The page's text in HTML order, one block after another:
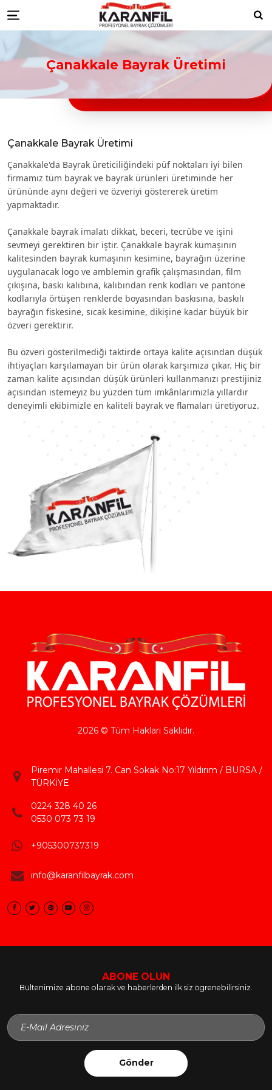
bayrakları Düzce Resmi Kurum Bayrakları Düzce ikili masa bayrağı Düzce bayrak
Düzce türk bayrağı imalatçılarıDüzce Ülke BayraklarıDüzce turk bayragı
toptancısı
Karanfil Profesyonel Bayrak
Menu
Çanakkale Bayrak Üretimi
Çanakkale Bayrak Üretimi
Çanakkale'da Bayrak üreticiliğindeki püf noktaları iyi bilen
firmamız tüm bayrak ve bayrak ürünleri üretiminde her
ürününde aynı değeri ve özveriyi göstererek üretim
yapmaktadır.
Çanakkale bayrak imalatı dikkat, beceri, tecrübe ve işini
sevmeyi gerektiren bir iştir. Çanakkale bayrak kumaşının
kalitesinden bayrak kumaşının kesimine, bayrağın üzerine
uygulanacak logo ve amblemin grafik çalışmasından, film
çıkışına, baskı kalıbına, kalıbından renk kodları ve pantone
kodlarıyla örtüşen renklerde boyasından baskısına, baskılı
bayrağın fiskesine, sıcak kesimine, dikişine kadar büyük bir
özveri gerektirir.
Bu özveri gösterilmediği taktirde ortaya kalite açısından düşük
ihtiyaçları karşılamayan bir ürün olarak karşımıza çıkar. Hiç bir
zaman kalite açısından düşük ürünleri kullanmanızı prestijiniz
açısından istemeyiz bu yüzden tüm imkânlarımızla yıllardır
deneyimli ekibimizle en kaliteli bayrak ve flamaları üretiyoruz.
2026 © Tüm Hakları Saklıdır.
Piremir Mahallesi 7. Can Sokak No:17 Yıldırım / BURSA /
TÜRKİYE
0224 328 40 26
0530 073 73 19
+905300737319
info@karanfilbayrak.com
ABONE OLUN
Bültenimize abone olarak ve haberlerden ilk siz ögrenebilirsiniz.
Gönder